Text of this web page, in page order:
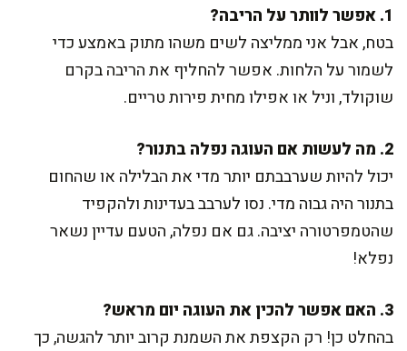
1. אפשר לוותר על הריבה?
בטח, אבל אני ממליצה לשים משהו מתוק באמצע כדי
לשמור על הלחות. אפשר להחליף את הריבה בקרם
שוקולד, וניל או אפילו מחית פירות טריים.
2. מה לעשות אם העוגה נפלה בתנור?
יכול להיות שערבבתם יותר מדי את הבלילה או שהחום
בתנור היה גבוה מדי. נסו לערבב בעדינות ולהקפיד
שהטמפרטורה יציבה. גם אם נפלה, הטעם עדיין נשאר
נפלא!
3. האם אפשר להכין את העוגה יום מראש?
בהחלט כן! רק הקצפת את השמנת קרוב יותר להגשה, כך